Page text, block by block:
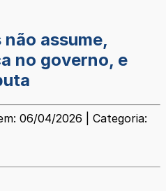
assume,
no governo, e
06/04/2026 | Categoria: